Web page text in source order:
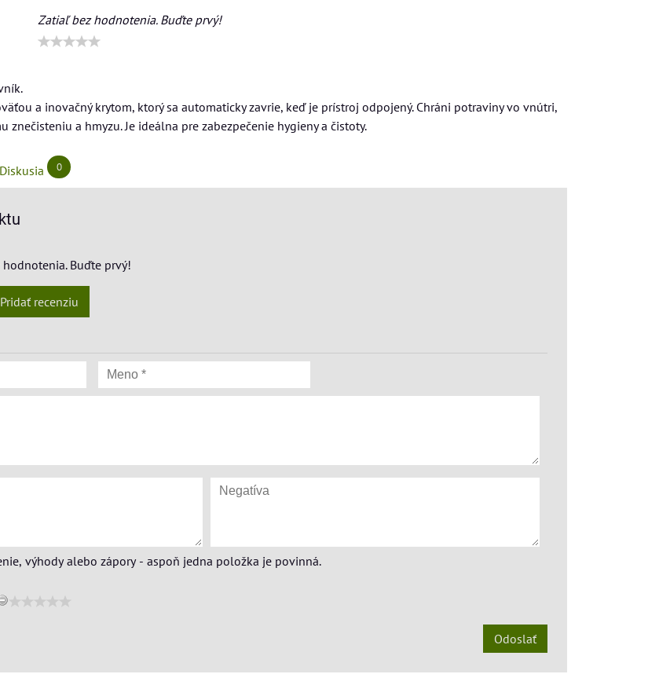
Zatiaľ bez hodnotenia. Buďte prvý!
a inovačný krytom, ktorý sa automaticky zavrie, keď je prístroj odpojený. Chráni potraviny vo vnútri,
znečisteniu a hmyzu. Je ideálna pre zabezpečenie hygieny a čistoty.
Diskusia 0
Buďte prvý!
Pridať recenziu
výhody alebo zápory - aspoň jedna položka je povinná.
Odoslať